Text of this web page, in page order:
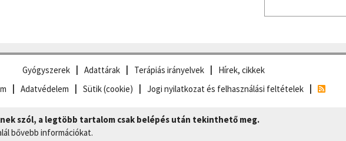
Gyógyszerek Adattárak Terápiás irányelvek
Hírek, cikkek
Adatvédelem Sütik (cookie) Jogi nyilatkozat és felhasználási feltételek
szól, a legtöbb tartalom csak belépés után tekinthető meg.
bővebb információkat.